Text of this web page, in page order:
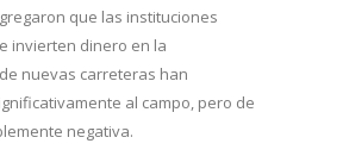
que las instituciones
invierten dinero en la
nuevas carreteras han
al campo, pero de
negativa.